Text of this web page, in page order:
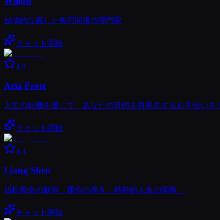
感情的な癒しと失恋回復の専門家
チャット開始
4.9
Aria Frost
人生の転機を通じて、あなたの目的を再発見するお手伝いを
チャット開始
4.4
Liang Shen
四柱推命の叡智、運命の導き、精神的人生の調和。
チャット開始